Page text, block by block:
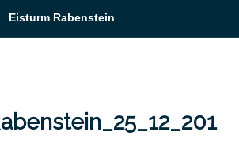
Eisturm Rabenstein